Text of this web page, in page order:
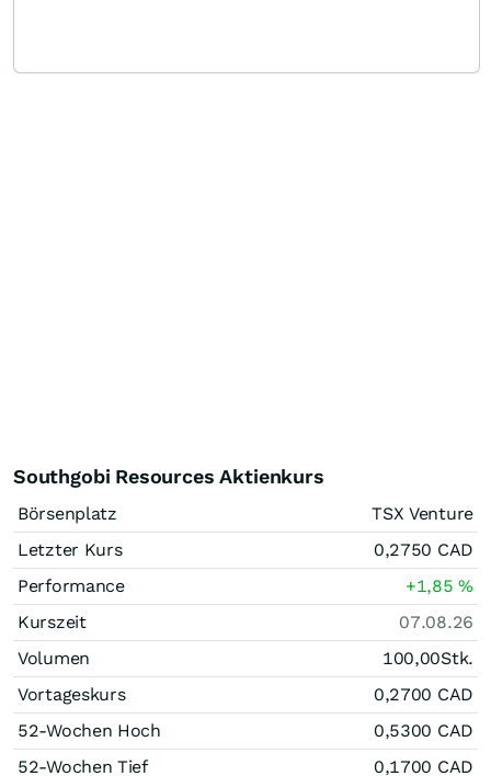
Southgobi Resources Aktienkurs
Börsenplatz
TSX Venture
Letzter Kurs
0,2750 CAD
Performance
+1,85%
Kurszeit
07.08.26
Volumen
100,00Stk.
Vortageskurs
0,2700 CAD
52-Wochen Hoch
0,5300 CAD
52-Wochen Tief
0,1700 CAD